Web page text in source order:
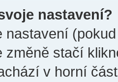
nastavení?
nastavení
změně stačí
v horní